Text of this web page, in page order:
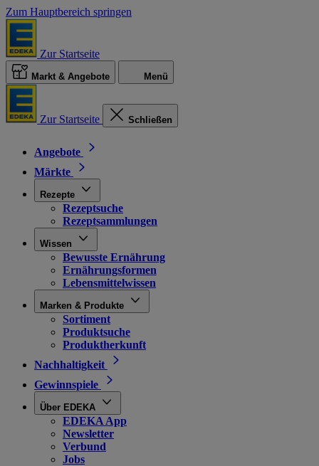
Zum Hauptbereich springen
Zur Startseite
Markt & Angebote Menü
Zur Startseite Schließen
Angebote
Märkte
Rezepte
Rezeptsuche
Rezeptsammlungen
Wissen
Bewusste Ernährung
Ernährungsformen
Lebensmittelwissen
Marken & Produkte
Sortiment
Produktsuche
Produktherkunft
Nachhaltigkeit
Gewinnspiele
Über EDEKA
EDEKA App
Newsletter
Verbund
Jobs